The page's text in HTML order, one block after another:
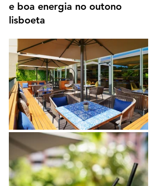
e boa energia no outono
lisboeta